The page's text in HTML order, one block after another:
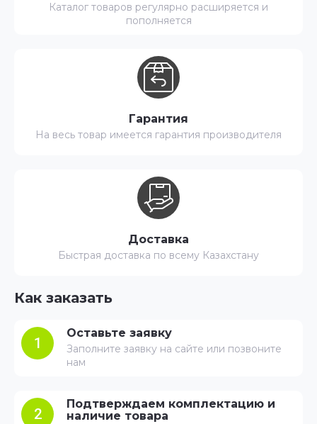
Как заказать
1
Оставьте заявку
Заполните заявку на сайте или позвоните
нам
2
Подтверждаем комплектацию и
наличие товара
Каталог товаров регулярно расширяется и
пополняется
Гарантия
На весь товар имеется гарантия производителя
Доставка
Быстрая доставка по всему Казахстану